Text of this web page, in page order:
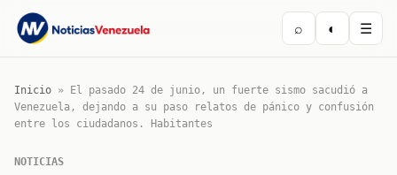
⌕ ◐ ☰
Inicio »
El pasado 24 de junio, un fuerte sismo sacudió a
Venezuela, dejando a su paso relatos de pánico y confusión
entre los ciudadanos. Habitantes
NOTICIAS